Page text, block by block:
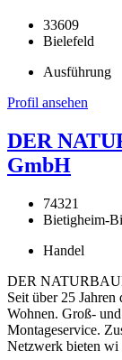
33609
Bielefeld
Ausführung
Profil ansehen
DER
GmbH
74321
Bietigheim-
Handel
DER
Seit über 25
Wohnen. Groß-
Montageservice.
Netzwerk bieten wi